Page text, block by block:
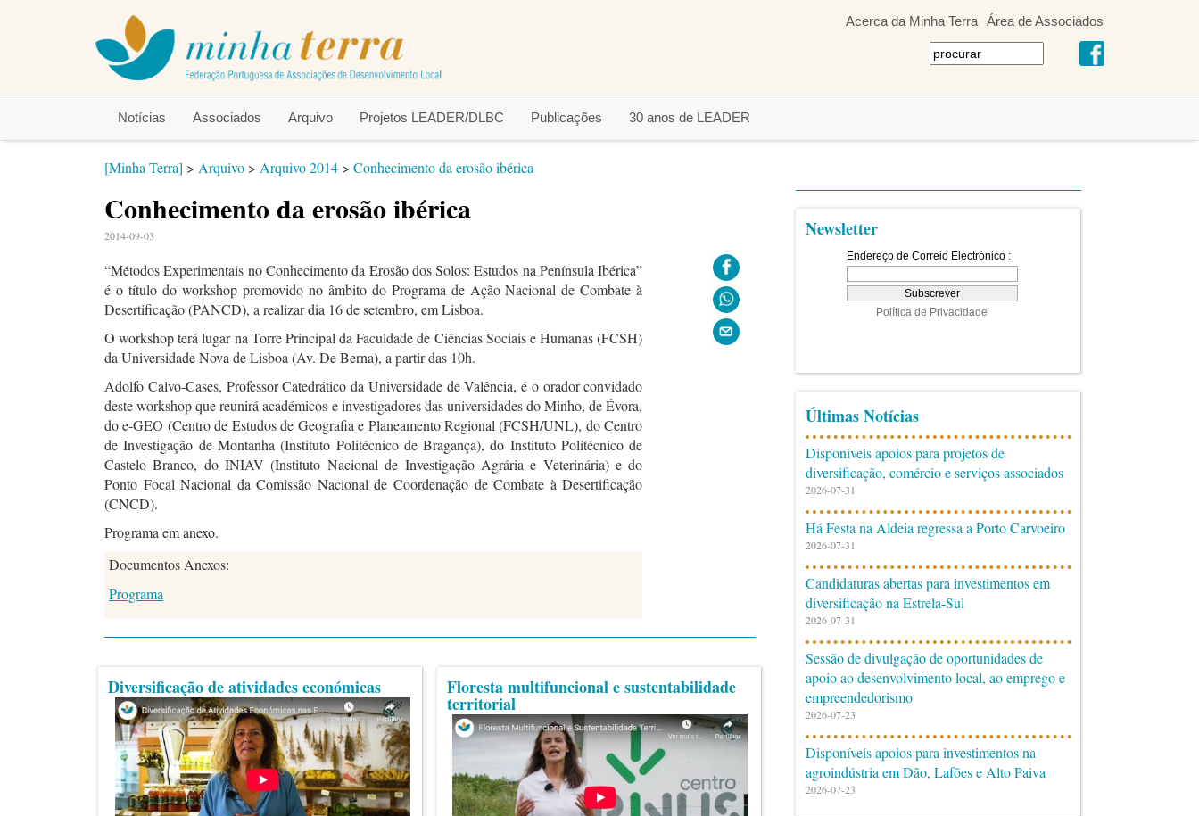
Acerca da Minha Terra Área de Associados
Notícias Associados Arquivo Projetos LEADER/DLBC Publicações 30 anos de LEADER
[Minha Terra] > Arquivo > Arquivo 2014 > Conhecimento da erosão ibérica
Conhecimento da erosão ibérica
2014-09-03
“Métodos Experimentais no Conhecimento da Erosão dos Solos: Estudos na Península Ibérica”
é o título do workshop promovido no âmbito do Programa de Ação Nacional de Combate à
Desertificação (PANCD), a realizar dia 16 de setembro, em Lisboa.
O workshop terá lugar na Torre Principal da Faculdade de Ciências Sociais e Humanas (FCSH)
da Universidade Nova de Lisboa (Av. De Berna), a partir das 10h.
Adolfo Calvo-Cases, Professor Catedrático da Universidade de Valência, é o orador convidado
deste workshop que reunirá académicos e investigadores das universidades do Minho, de Évora,
do e-GEO (Centro de Estudos de Geografia e Planeamento Regional (FCSH/UNL), do Centro
de Investigação de Montanha (Instituto Politécnico de Bragança), do Instituto Politécnico de
Castelo Branco, do INIAV (Instituto Nacional de Investigação Agrária e Veterinária) e do
Ponto Focal Nacional da Comissão Nacional de Coordenação de Combate à Desertificação
(CNCD).
Programa em anexo.
Documentos Anexos:
Programa
Diversificação de atividades económicas Floresta multifuncional e sustentabilidade
territorial
Newsletter
Últimas Notícias
Disponíveis apoios para projetos de
diversificação, comércio e serviços associados
2026-07-31
Há Festa na Aldeia regressa a Porto Carvoeiro
2026-07-31
Candidaturas abertas para investimentos em
diversificação na Estrela-Sul
2026-07-31
Sessão de divulgação de oportunidades de
apoio ao desenvolvimento local, ao emprego e
empreendedorismo
2026-07-23
Disponíveis apoios para investimentos na
agroindústria em Dão, Lafões e Alto Paiva
2026-07-23